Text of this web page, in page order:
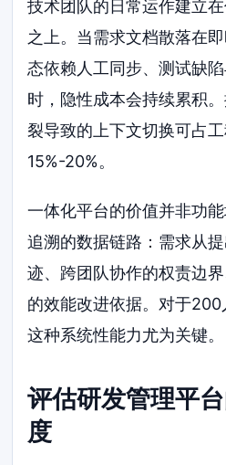
技术团队的日常运作建立
之上。当需求文档散落在
态依赖人工同步、测试缺
时，隐性成本会持续累积
裂导致的上下文切换可占
15%-20%。
一体化平台的价值并非功
追溯的数据链路：需求从
迹、跨团队协作的权责边
的效能改进依据。对于200
这种系统性能力尤为关键。
评估研发管理平
度